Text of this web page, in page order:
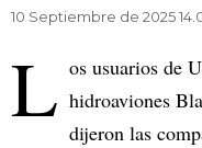
10 Septiembre de 2025
L os usuarios de
hidroaviones
dijeron las